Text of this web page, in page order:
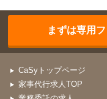
まずは専用
CaSyトップページ
家事代行求人TOP